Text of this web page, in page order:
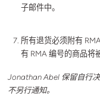
子邮件中。
所有退货必须附有
有 RMA 编号的商品将
Jonathan Abel 保留自行
不另行通知。